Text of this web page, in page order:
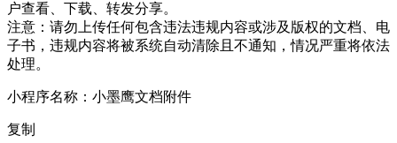
户查看、下载、转发分享。
注意：请勿上传任何包含违法违规内容或涉及版权的文档、电
子书，违规内容将被系统自动清除且不通知，情况严重将依法
处理。
小程序名称： 小墨鹰文档附件
复制